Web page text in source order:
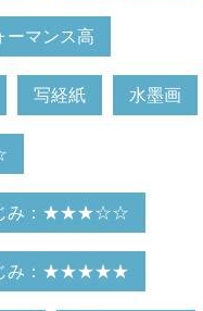
ーマンス高
写経紙 水墨画
み：★★★☆☆
み：★★★★★